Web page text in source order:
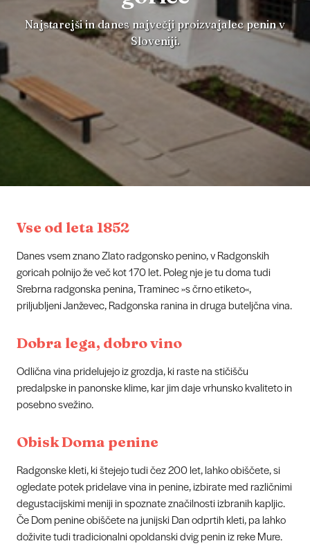
Najstarejši in danes največji proizvajalec penin v
Sloveniji.
Vse od leta 1852
Danes vsem znano Zlato radgonsko penino, v Radgonskih
goricah polnijo že več kot 170 let. Poleg nje je tu doma tudi
Srebrna radgonska penina, Traminec »s črno etiketo«,
priljubljeni Janževec, Radgonska ranina in druga buteljčna vina.
Dobra lega, dobro vino
Odlična vina pridelujejo iz grozdja, ki raste na stičišču
predalpske in panonske klime, kar jim daje vrhunsko kvaliteto in
posebno svežino.
Obisk Doma penine
Radgonske kleti, ki štejejo tudi čez 200 let, lahko obiščete, si
ogledate potek pridelave vina in penine, izbirate med različnimi
degustacijskimi meniji in spoznate značilnosti izbranih kapljic.
Če Dom penine obiščete na junijski Dan odprtih kleti, pa lahko
doživite tudi tradicionalni opoldanski dvig penin iz reke Mure.